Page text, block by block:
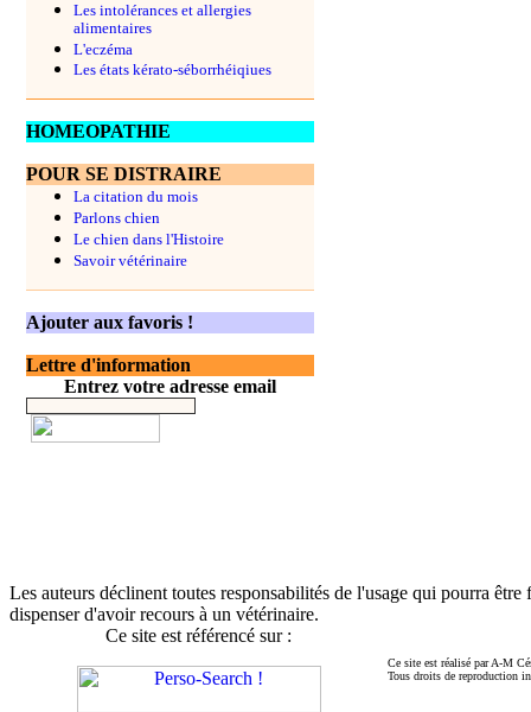
Les intolérances et allergies
alimentaires
L'eczéma
Les états kérato-séborrhéiqiues
HOMEOPATHIE
POUR SE DISTRAIRE
La citation du mois
Parlons chien
Le chien dans l'Histoire
Savoir vétérinaire
Ajouter aux favoris !
Lettre d'information
Entrez votre adresse email
Les auteurs déclinent toutes responsabilités de l'usage qui pourra
dispenser d'avoir recours à un vétérinaire.
Ce site est référencé sur :
Ce site est réalisé par A-M
Tous droits de reproduction